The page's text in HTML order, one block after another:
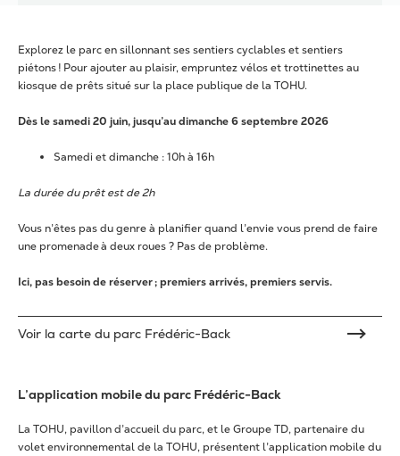
Explorez le parc en sillonnant ses sentiers cyclables et sentiers
piétons ! Pour ajouter au plaisir, empruntez vélos et trottinettes au
kiosque de prêts situé sur la place publique de la TOHU.
Dès le samedi 20 juin, jusqu’au dimanche 6 septembre 2026
Samedi et dimanche : 10h à 16h
La durée du prêt est de 2h
Vous n’êtes pas du genre à planifier quand l’envie vous prend de faire
une promenade à deux roues ? Pas de problème.
Ici, pas besoin de réserver ; premiers arrivés, premiers servis.
Voir la carte du parc Frédéric-Back
L’application mobile du parc Frédéric-Back
La TOHU, pavillon d’accueil du parc, et le Groupe TD, partenaire du
volet environnemental de la TOHU, présentent l’application mobile du